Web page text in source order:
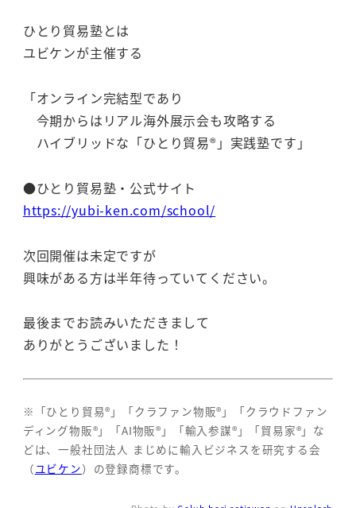
ひとり貿易塾とは
ユビケンが主催する
「オンライン完結型であり
今期からはリアル海外展示会も攻略する
ハイブリッドな「ひとり貿易®」実践塾です」
●ひとり貿易塾・公式サイト
https://yubi-ken.com/school/
次回開催は未定ですが
興味がある方は半年待っていてください。
最後までお読みいただきまして
ありがとうございました！
※「ひとり貿易®」「クラファン物販®」「クラウドファン
ディング物販®」「AI物販®」「輸入参謀®」「貿易家®」な
どは、一般社団法人 まじめに輸入ビジネスを研究する会
（ユビケン）の登録商標です。